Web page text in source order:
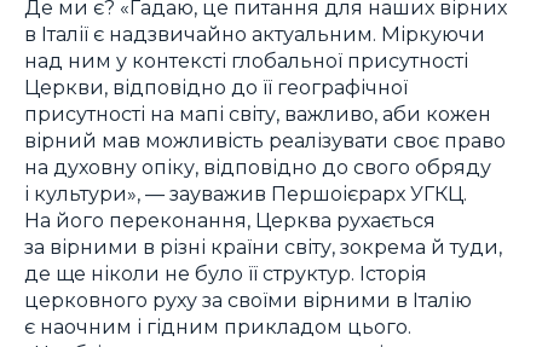
Де ми є? «Гадаю, це питання для наших вірних
в Італії є надзвичайно актуальним. Міркуючи
над ним у контексті глобальної присутності
Церкви, відповідно до її географічної
присутності на мапі світу, важливо, аби кожен
вірний мав можливість реалізувати своє право
на духовну опіку, відповідно до свого обряду
і культури», — зауважив Першоієрарх УГКЦ.
На його переконання, Церква рухається
за вірними в різні країни світу, зокрема й туди,
де ще ніколи не було її структур. Історія
церковного руху за своїми вірними в Італію
є наочним і гідним прикладом цього.